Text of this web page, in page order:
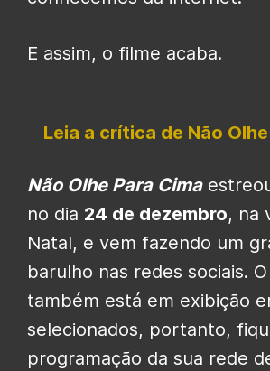
E assim, o filme acaba.
Leia a crítica de Não
Não Olhe Para Cima
no dia 24 de dezembro, na
Natal, e vem fazendo um
barulho nas redes sociais.
também está em exibição
selecionados, portanto,
programação da sua rede